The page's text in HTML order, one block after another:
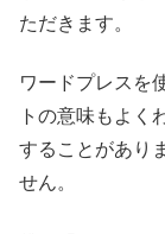
ただきます。
ワードプレスを
トの意味もよく
することがあり
せん。